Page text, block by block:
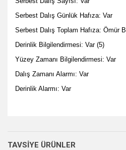
Serbest Dalış Günlük Hafıza:
Serbest Dalış Toplam Hafıza: Ömür
Derinlik Bilgilendirmesi: Var (5)
Yüzey Zamanı Bilgilendirmesi: Var
Dalış Zamanı Alarmı: Var
Derinlik Alarmı: Var
kullanarak tarafımıza iletebilirsiniz.
TAVSİYE ÜRÜNLER